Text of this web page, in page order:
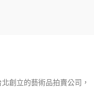
創立的藝術品拍賣公司，